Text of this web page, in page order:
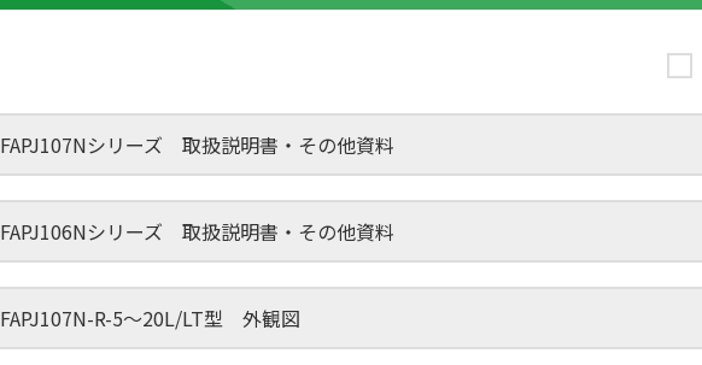
FAPJ107Nシリーズ 取扱説明書・その他資料
FAPJ106Nシリーズ 取扱説明書・その他資料
FAPJ107N-R-5～20L/LT型 外観図